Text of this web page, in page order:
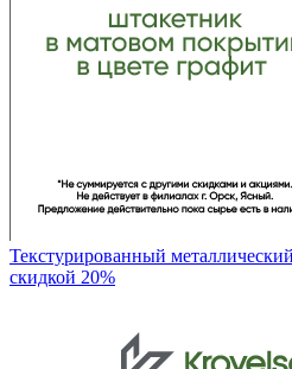
Текстурированный
скидкой 20%